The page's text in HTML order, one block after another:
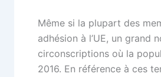
Même si la plupart des
adhésion à l’UE, un grand
circonscriptions où la
2016. En référence à ces